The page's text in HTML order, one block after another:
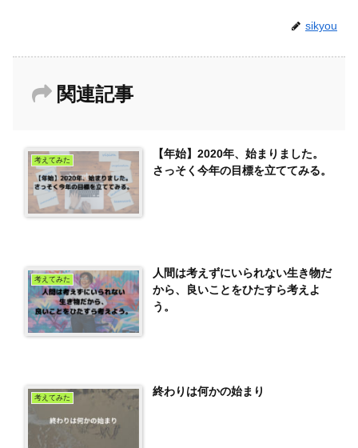
sikyou
関連記事
考えてみた
【年始】2020年、始まりました。
さっそく今年の目標を立ててみる。
考えてみた
人間は考えずにいられない生き物だ
から、良いことをひたすら考えよ
う。
考えてみた 終わりは何かの始まり